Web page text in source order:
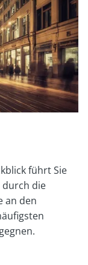
führt Sie
durch die
an den